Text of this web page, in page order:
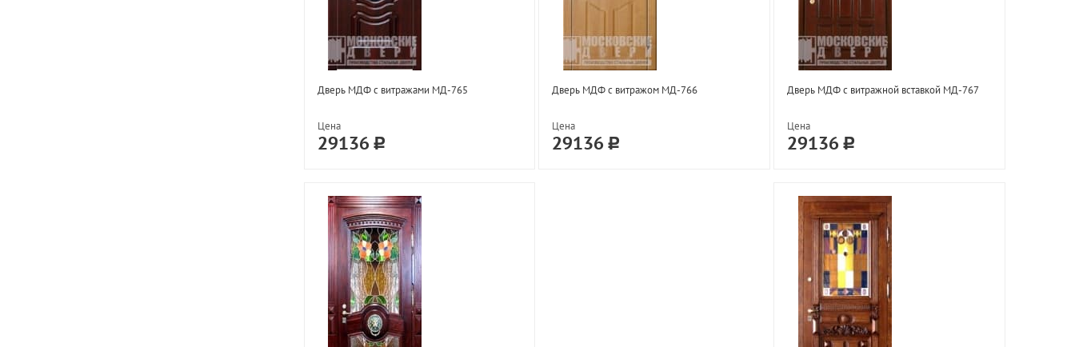
Дверь МДФ с витражами МД-765
Цена
29136
Дверь МДФ с витражом МД-766
Цена
29136
Дверь МДФ с витражной вставкой МД-767
Цена
29136